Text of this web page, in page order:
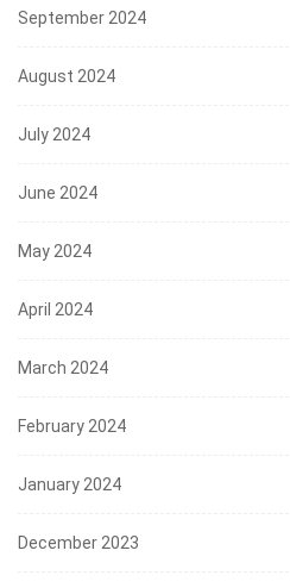
September 2024
August 2024
July 2024
June 2024
May 2024
April 2024
March 2024
February 2024
January 2024
December 2023